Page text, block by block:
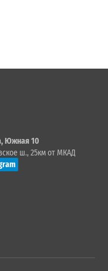
Южная 10
ш., 25км от МКАД